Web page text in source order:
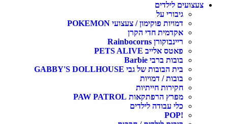
צעצועים לילדים
גיבורי על
דמויות פוקימון / צעצועי POKEMON
אקדמית חדי הקרן
ריינבוקורן Rainbocorns
פאטס אלייב PETS ALIVE
בובות ברבי Barbie
בית הבובות של גבי GABBY'S DOLLHOUSE
בובות / דמויות
חקירות חייתיות
מפרץ הרפתקאות PAW PATROL
כלי עבודה לילדים
!POP